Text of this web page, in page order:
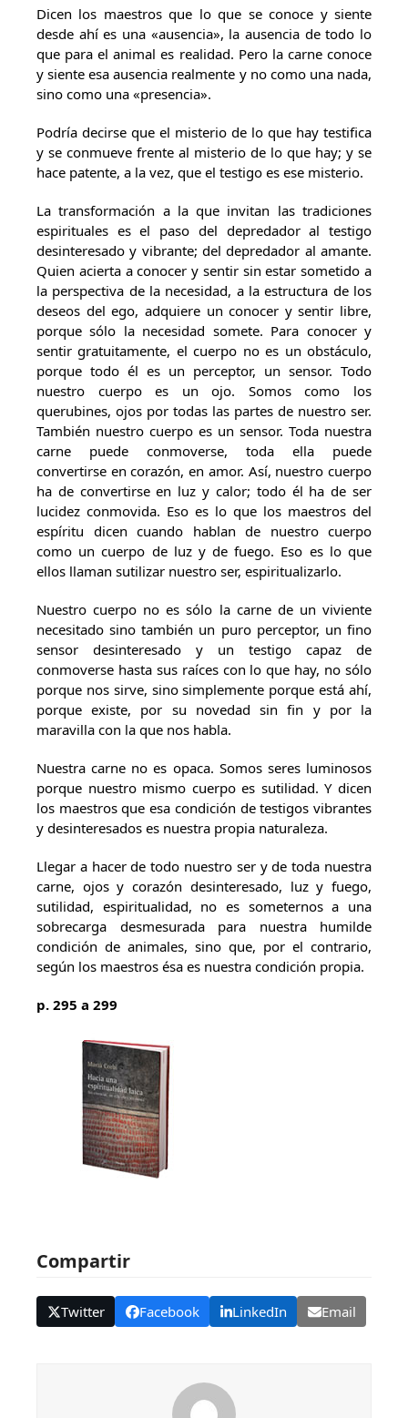
Dicen los maestros que lo que se conoce y siente
desde ahí es una «ausencia», la ausencia de todo lo
que para el animal es realidad. Pero la carne conoce
y siente esa ausencia realmente y no como una nada,
sino como una «presencia».
Podría decirse que el misterio de lo que hay testifica
y se conmueve frente al misterio de lo que hay; y se
hace patente, a la vez, que el testigo es ese misterio.
La transformación a la que invitan las tradiciones
espirituales es el paso del depredador al testigo
desinteresado y vibrante; del depredador al amante.
Quien acierta a conocer y sentir sin estar sometido a
la perspectiva de la necesidad, a la estructura de los
deseos del ego, adquiere un conocer y sentir libre,
porque sólo la necesidad somete. Para conocer y
sentir gratuitamente, el cuerpo no es un obstáculo,
porque todo él es un perceptor, un sensor. Todo
nuestro cuerpo es un ojo. Somos como los
querubines, ojos por todas las partes de nuestro ser.
También nuestro cuerpo es un sensor. Toda nuestra
carne puede conmoverse, toda ella puede
convertirse en corazón, en amor. Así, nuestro cuerpo
ha de convertirse en luz y calor; todo él ha de ser
lucidez conmovida. Eso es lo que los maestros del
espíritu dicen cuando hablan de nuestro cuerpo
como un cuerpo de luz y de fuego. Eso es lo que
ellos llaman sutilizar nuestro ser, espiritualizarlo.
Nuestro cuerpo no es sólo la carne de un viviente
necesitado sino también un puro perceptor, un fino
sensor desinteresado y un testigo capaz de
conmoverse hasta sus raíces con lo que hay, no sólo
porque nos sirve, sino simplemente porque está ahí,
porque existe, por su novedad sin fin y por la
maravilla con la que nos habla.
Nuestra carne no es opaca. Somos seres luminosos
porque nuestro mismo cuerpo es sutilidad. Y dicen
los maestros que esa condición de testigos vibrantes
y desinteresados es nuestra propia naturaleza.
Llegar a hacer de todo nuestro ser y de toda nuestra
carne, ojos y corazón desinteresado, luz y fuego,
sutilidad, espiritualidad, no es someternos a una
sobrecarga desmesurada para nuestra humilde
condición de animales, sino que, por el contrario,
según los maestros ésa es nuestra condición propia.
p. 295 a 299
Compartir
Twitter Facebook LinkedIn Email